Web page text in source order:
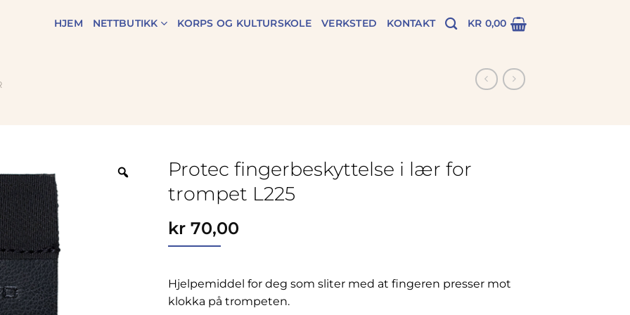
HJEM NETTBUTIKK KORPS OG KULTURSKOLE VERKSTED KONTAKT KR 0,00
Protec fingerbeskyttelse i lær for
trompet L225
kr 70,00
Hjelpemiddel for deg som sliter med at fingeren presser mot
klokka på trompeten.